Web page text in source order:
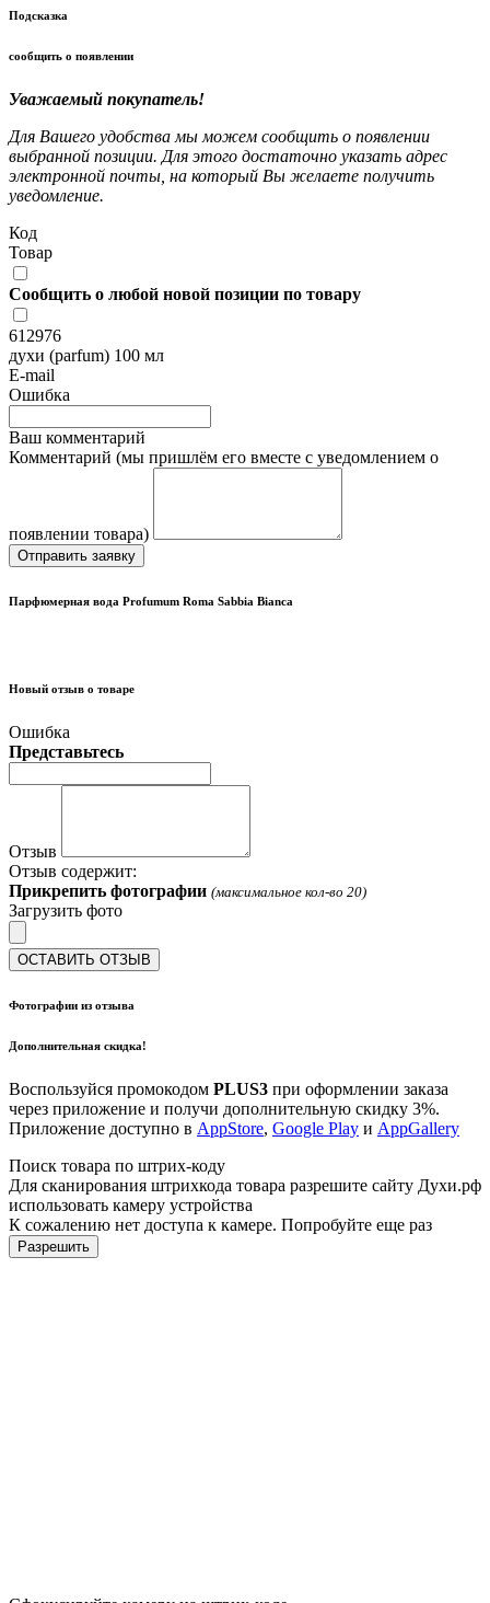
Подсказка
сообщить о появлении
Уважаемый покупатель!
Для Вашего удобства мы можем сообщить о появлении
выбранной позиции. Для этого достаточно указать адрес
электронной почты, на который Вы желаете получить
уведомление.
Код
Товар
Сообщить о любой новой позиции по товару
612976
духи (parfum) 100 мл
E-mail
Ошибка
Ваш комментарий
Комментарий (мы пришлём его вместе с уведомлением о
появлении товара)
Отправить заявку
Парфюмерная вода Profumum Roma Sabbia Bianca
Новый отзыв о товаре
Ошибка
Представьтесь
Отзыв
Отзыв содержит:
Прикрепить фотографии (максимальное кол-во 20)
Загрузить фото
ОСТАВИТЬ ОТЗЫВ
Фотографии из отзыва
Дополнительная скидка!
Воспользуйся промокодом PLUS3 при оформлении заказа
через приложение и получи дополнительную скидку 3%.
Приложение доступно в AppStore, Google Play и AppGallery
Поиск товара по штрих-коду
Для сканирования штрихкода товара разрешите сайту Духи.рф
использовать камеру устройства
К сожалению нет доступа к камере. Попробуйте еще раз
Разрешить